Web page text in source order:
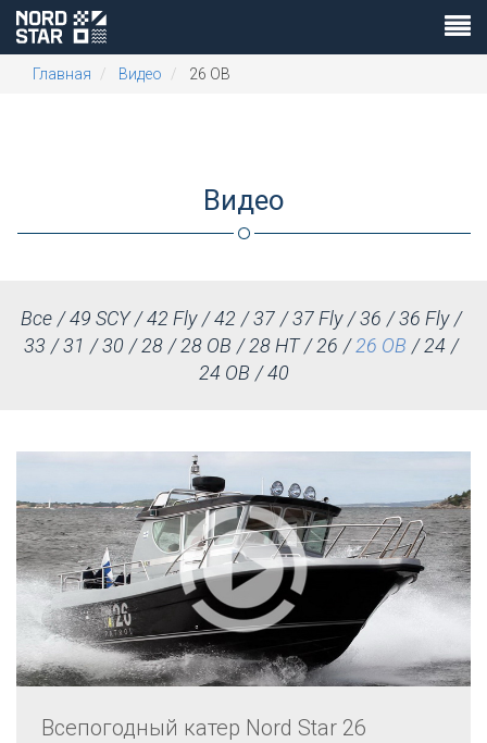
Главная Видео 26 OB
Видео
Все 49 SCY 42 Fly 42 37 37 Fly 36
36 Fly
33
31 30 28 28 OB 28 HT 26 26 OB
24
24 OB
40
Всепогодный катер Nord Star 26